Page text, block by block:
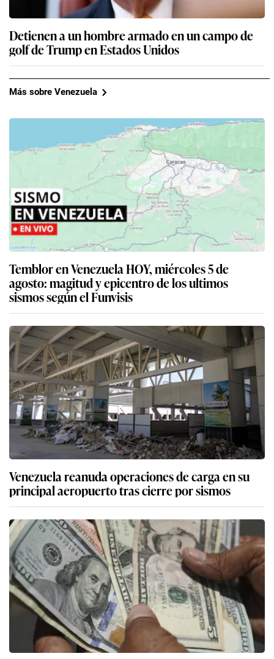
Detienen a un hombre armado en un campo de
golf de Trump en Estados Unidos
Más sobre Venezuela
Temblor en Venezuela HOY, miércoles 5 de
agosto: magitud y epicentro de los ultimos
sismos según el Funvisis
Venezuela reanuda operaciones de carga en su
principal aeropuerto tras cierre por sismos